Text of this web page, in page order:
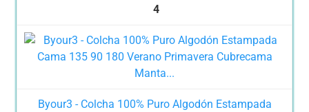
4
Byour3 - Colcha 100% Puro Algodón Estampada